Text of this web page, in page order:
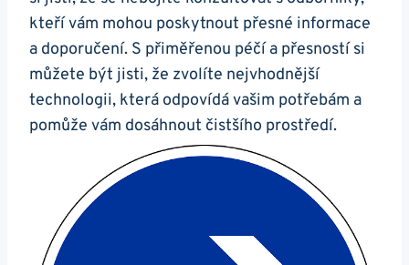
kteří vám mohou poskytnout přesné informace
a doporučení. S přiměřenou péčí a přesností si
můžete být jisti, že zvolíte nejvhodnější
technologii, která odpovídá vašim potřebám a
pomůže vám dosáhnout čistšího prostředí.